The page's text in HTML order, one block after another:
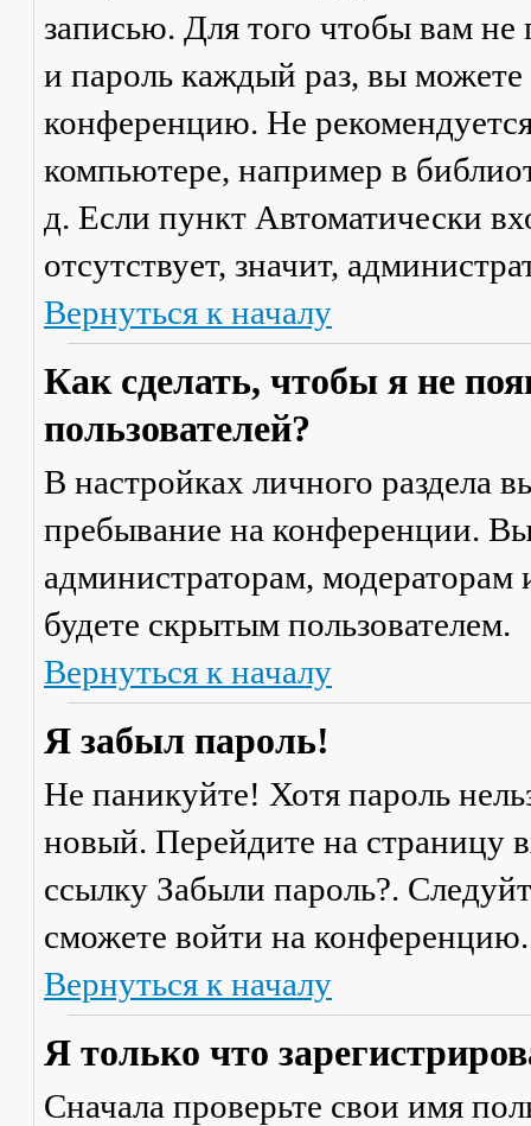
записью. Для того чтобы вам не
и пароль каждый раз, вы
конференцию. Не
компьютере, например в
д. Если пункт Автоматически
отсутствует, значит,
Вернуться к началу
Как сделать, чтобы я не
пользователей?
В настройках личного раздела
пребывание на конференции.
администраторам,
будете скрытым пользователем.
Вернуться к началу
Я забыл пароль!
Не паникуйте! Хотя пароль
новый. Перейдите на страницу
ссылку Забыли пароль?.
сможете войти на конференцию.
Вернуться к началу
Я только что
Сначала проверьте свои имя